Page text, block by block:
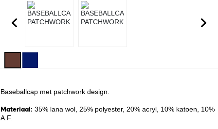
Baseballcap met patchwork design.
Materiaal: 35% lana wol, 25% polyester, 20% acryl, 10% katoen, 10%
A.F.